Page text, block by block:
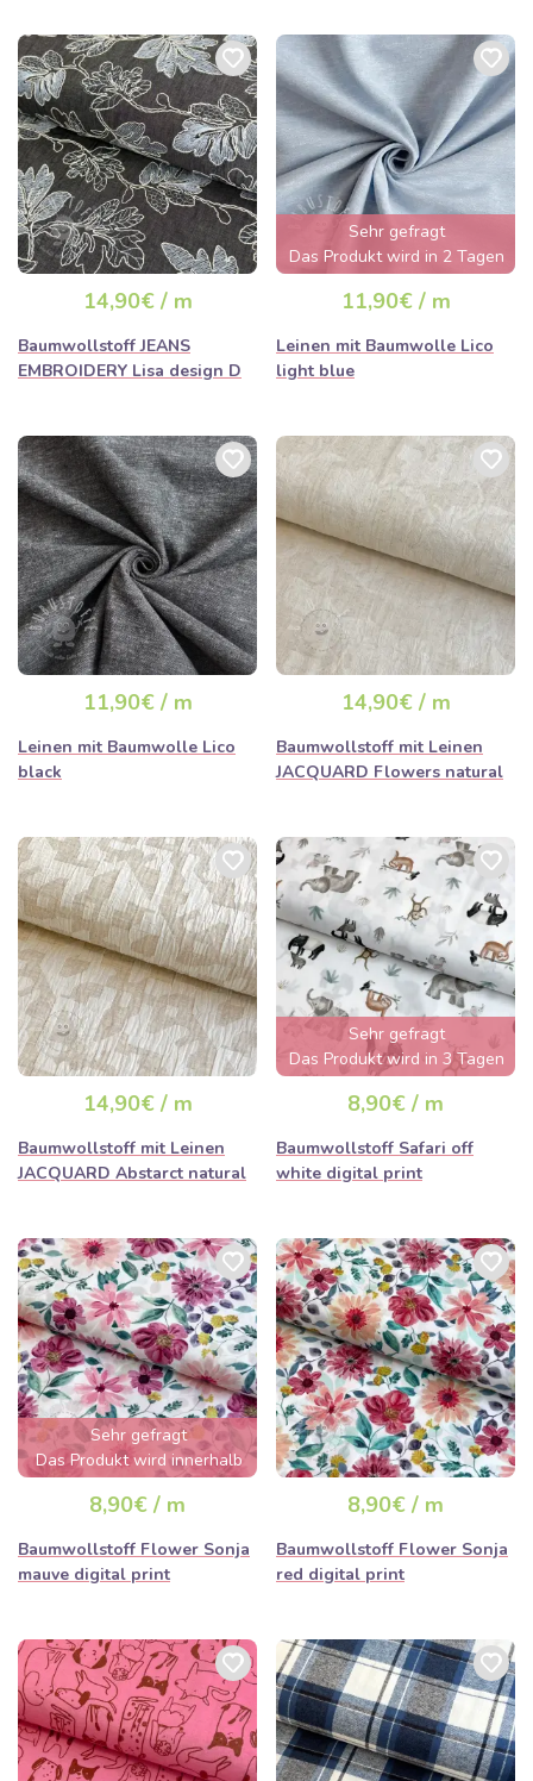
14,90€ / m
Baumwollstoff JEANS
EMBROIDERY Lisa design D
Sehr gefragt
Das Produkt wird in 2 Tagen
ausverkauft sein
11,90€ / m
Leinen mit Baumwolle Lico
light blue
11,90€ / m
Leinen mit Baumwolle Lico
black
14,90€ / m
Baumwollstoff mit Leinen
JACQUARD Flowers natural
14,90€ / m
Baumwollstoff mit Leinen
JACQUARD Abstarct natural
Sehr gefragt
Das Produkt wird in 3 Tagen
ausverkauft sein
8,90€ / m
Baumwollstoff Safari off
white digital print
Sehr gefragt
Das Produkt wird innerhalb
von wenigen Stunden
ausverkauft sein
8,90€ / m
Baumwollstoff Flower Sonja
mauve digital print
8,90€ / m
Baumwollstoff Flower Sonja
red digital print